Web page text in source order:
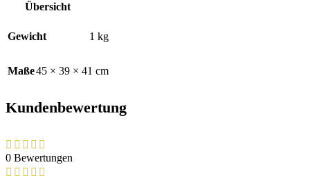
Übersicht
Gewicht 1 kg
Maße45 × 39 × 41 cm
Kundenbewertung
0 Bewertungen